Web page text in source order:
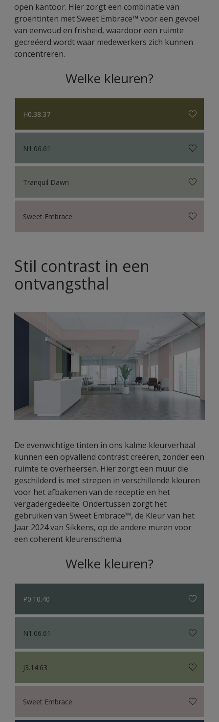
open kantoor. Hier zorgt een combinatie van
groentinten met Sweet Embrace™ voor een gevoel
van eenvoud en frisheid, waardoor een ruimte
gecreëerd wordt waar medewerkers zich kunnen
concentreren.
Welke kleuren?
H0.38.37
N1.06.61
Tranquil Dawn
Sweet Embrace
Stil contrast in een
ontvangsthal
De evenwichtige tinten in ons kalme kleurverhaal
kunnen een opvallend contrast creëren, zonder een
ruimte te overheersen. Hier zorgt een muur die
geschilderd is met strepen in verschillende kleuren
voor het afbakenen van de receptie en het
vergadergedeelte. Ondertussen zorgt het
gebruiken van Sweet Embrace™, de Kleur van het
Jaar 2024 van Sikkens, op de andere muren voor
een coherent kleurenschema.
Welke kleuren?
P0.10.40
N1.06.61
J3.14.63
Sweet Embrace